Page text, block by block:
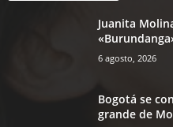
Juanita
6 agosto, 2026
Bogotá se
grande de